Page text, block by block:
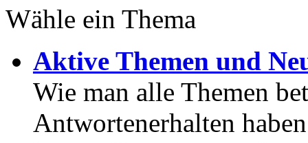
Wähle ein Thema
Aktive Themen und
Wie man alle Themen
Antwortenerhalten